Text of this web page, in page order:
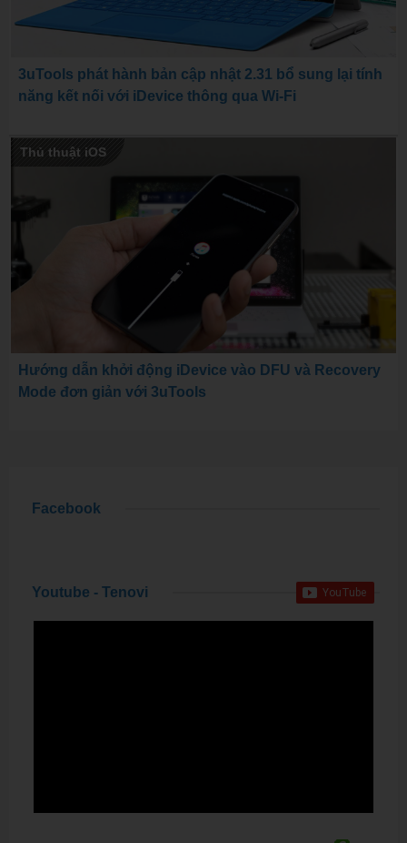
3uTools phát hành bản cập nhật 2.31 bổ sung lại tính
năng kết nối với iDevice thông qua Wi-Fi
Thủ thuật iOS
Hướng dẫn khởi động iDevice vào DFU và Recovery
Mode đơn giản với 3uTools
Facebook
Youtube - Tenovi